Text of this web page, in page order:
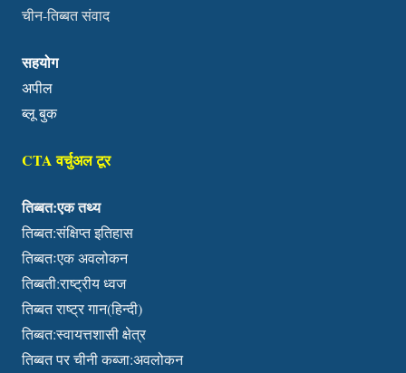
चीन-तिब्बत संवाद
सहयोग
अपील
ब्लू बुक
CTA वर्चुअल टूर
तिब्बत:एक तथ्य
तिब्बत:संक्षिप्त इतिहास
तिब्बतःएक अवलोकन
तिब्बती:राष्ट्रीय ध्वज
तिब्बत राष्ट्र गान(हिन्दी)
तिब्बत:स्वायत्तशासी क्षेत्र
तिब्बत पर चीनी कब्जा:अवलोकन